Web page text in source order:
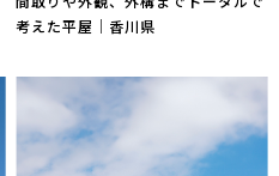
考えた平屋｜香川県